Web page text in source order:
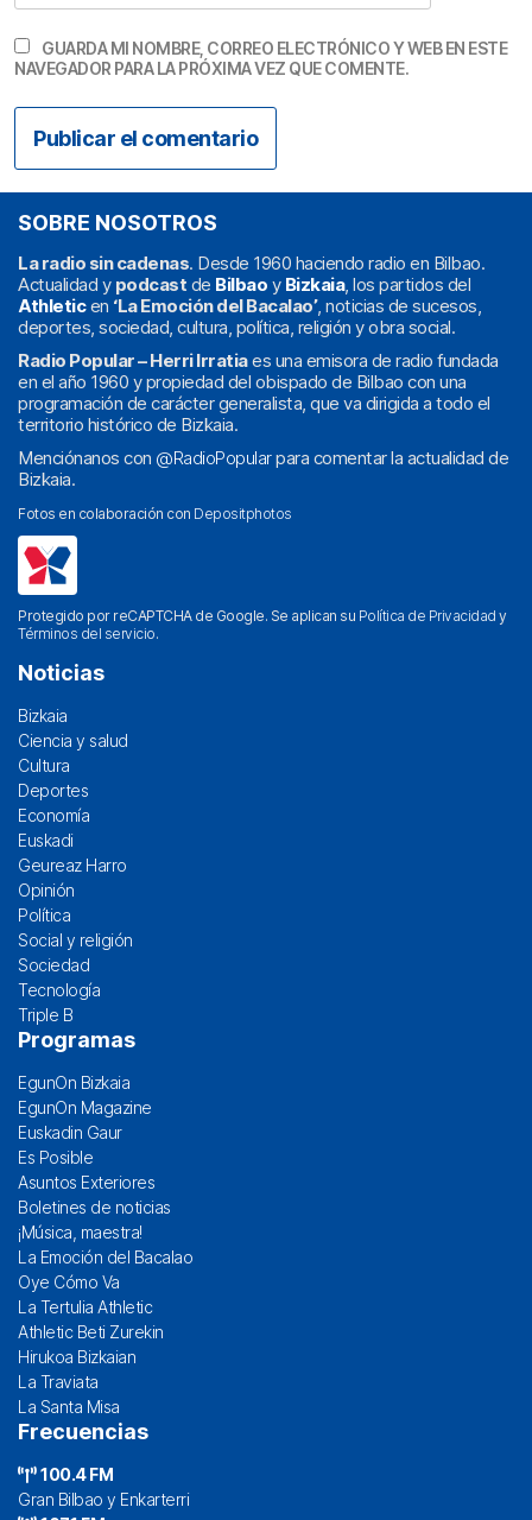
GUARDA MI NOMBRE, CORREO ELECTRÓNICO Y WEB EN ESTE
NAVEGADOR PARA LA PRÓXIMA VEZ QUE COMENTE.
SOBRE NOSOTROS
La radio sin cadenas. Desde 1960 haciendo radio en Bilbao.
Actualidad y podcast de Bilbao y Bizkaia, los partidos del
Athleticen ‘La Emoción del Bacalao’, noticias de sucesos,
deportes, sociedad, cultura, política, religión y obra social.
Radio Popular – Herri Irratiaes una emisora de radio fundada
en el año 1960 y propiedad del obispado de Bilbao con una
programación de carácter generalista, que va dirigida a todo el
territorio histórico de Bizkaia.
Menciónanos con @RadioPopularpara comentar la actualidad de
Bizkaia.
Fotos en colaboración con Depositphotos
Protegido por reCAPTCHA de Google. Se aplican su Política de Privacidad y
Términos del servicio.
Noticias
Bizkaia
Ciencia y salud
Cultura
Deportes
Economía
Euskadi
Geureaz Harro
Opinión
Política
Social y religión
Sociedad
Tecnología
Triple B
Programas
EgunOn Bizkaia
EgunOn Magazine
Euskadin Gaur
Es Posible
Asuntos Exteriores
Boletines de noticias
¡Música, maestra!
La Emoción del Bacalao
Oye Cómo Va
La Tertulia Athletic
Athletic Beti Zurekin
Hirukoa Bizkaian
La Traviata
La Santa Misa
Frecuencias
100.4 FM
Gran Bilbao y Enkarterri